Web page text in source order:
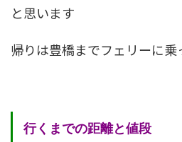
と思います
帰りは豊橋までフェリーに
行くまでの距離と値段